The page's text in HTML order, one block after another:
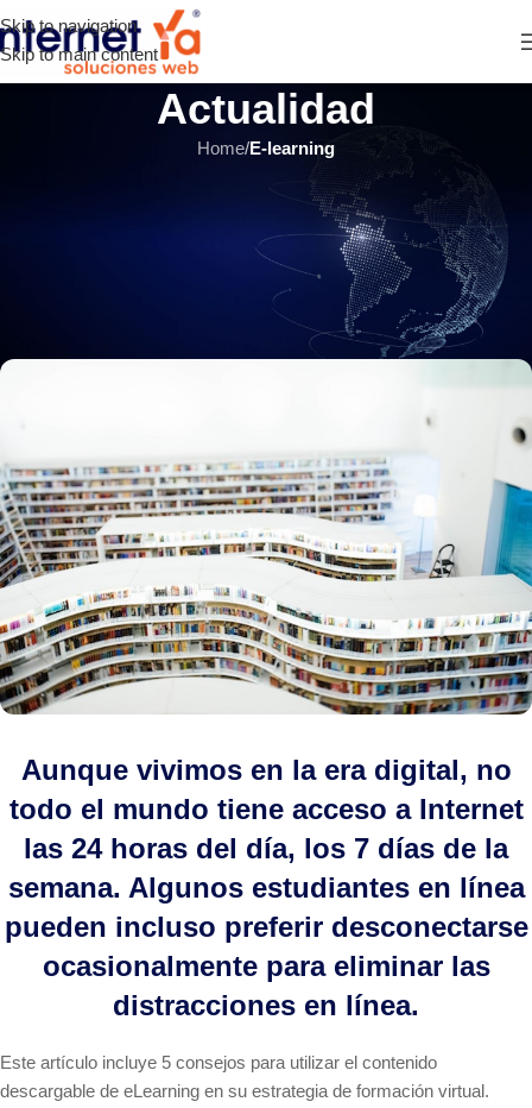
Skip to navigation
Skip to main content
Actualidad
Home/E-learning
ÚLTIMOS ARTÍCULOS
Formación virtual en empresas:
5 consejos para utilizar el
contenido descargable
INTERNET YA Soluciones Web el 2 octubre, 2018
Aunque vivimos en la era digital, no
todo el mundo tiene acceso a Internet
las 24 horas del día, los 7 días de la
semana. Algunos estudiantes en línea
pueden incluso preferir desconectarse
ocasionalmente para eliminar las
distracciones en línea.
Este artículo incluye 5 consejos para utilizar el contenido
descargable de eLearning en su estrategia de formación virtual.